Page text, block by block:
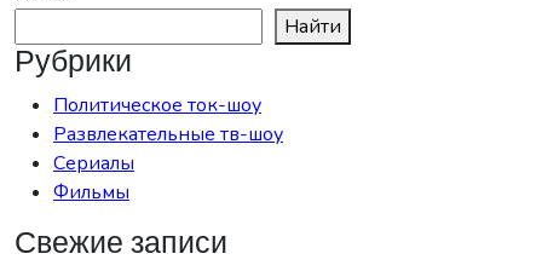
Найти
Рубрики
Политическое ток-шоу
Развлекательные тв-шоу
Сериалы
Фильмы
Свежие записи